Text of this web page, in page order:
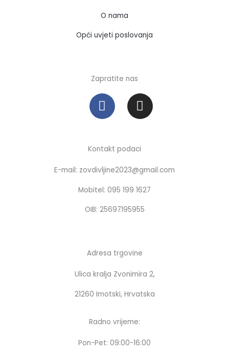
O nama
Opći uvjeti poslovanja
Zapratite nas
F
a
c
b
o
o
k
I
n
s
a
r
a
m
Kontakt podaci
E-mail: zovdivljine2023@gmail.com
Mobitel: 095 199 1627
OIB: 25697195955
Adresa trgovine
Ulica kralja Zvonimira 2,
21260 Imotski, Hrvatska
Radno vrijeme:
Pon-Pet: 09:00-16:00